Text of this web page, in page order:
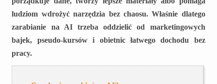
ludziom wdrożyć narzędzia bez chaosu. Właśnie dlatego
zarabianie na AI trzeba oddzielić od marketingowych
bajek, pseudo-kursów i obietnic łatwego dochodu bez
pracy.